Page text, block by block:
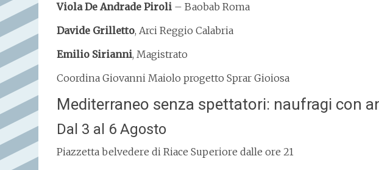
Viola De Andrade Piroli – Baobab Roma
Davide Grilletto, Arci Reggio Calabria
Emilio Sirianni, Magistrato
Coordina Giovanni Maiolo progetto Sprar Gioiosa
Mediterraneo senza spettatori: naufragi con
Dal 3 al 6 Agosto
Piazzetta belvedere di Riace Superiore dalle ore 21